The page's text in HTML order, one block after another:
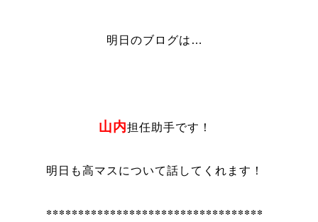
明日のブログは…
山内担任助手です！
明日も高マスについて話してくれます！
**********************************